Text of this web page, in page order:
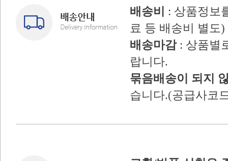
배송비
: 상품정보
료 등 배송비 별도)
배송마감: 상품별
랍니다.
묶음배송이 되지
습니다.(공급사코